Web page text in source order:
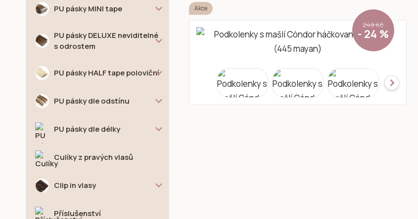
PU pásky MINI tape
PU pásky DELUXE neviditelné
s odrostem
PU pásky HALF tape poloviční
PU pásky dle odstínu
PU pásky dle délky
Culíky z pravých vlasů
Clip in vlasy
Příslušenství
Akce
249 Kč
- 24 %